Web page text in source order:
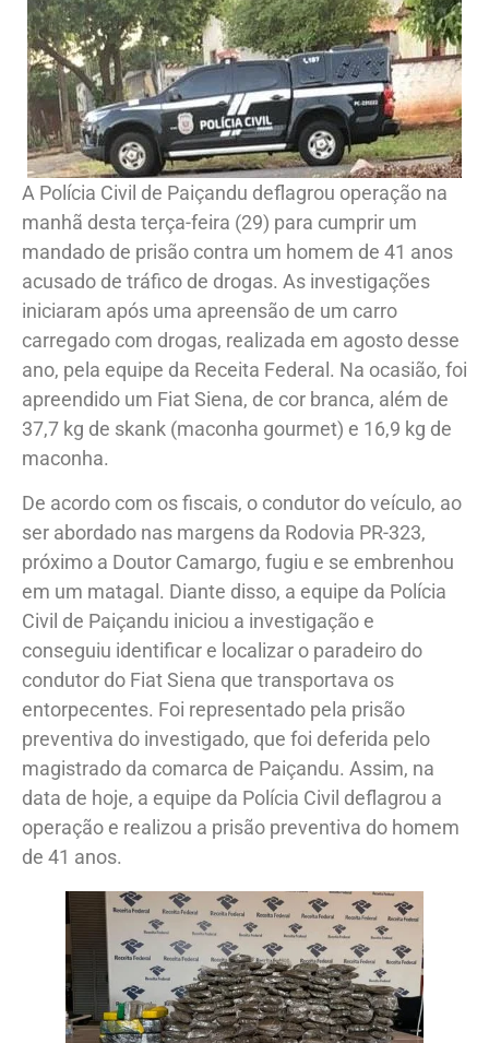
A Polícia Civil de Paiçandu deflagrou operação na
manhã desta terça-feira (29) para cumprir um
mandado de prisão contra um homem de 41 anos
acusado de tráfico de drogas. As investigações
iniciaram após uma apreensão de um carro
carregado com drogas, realizada em agosto desse
ano, pela equipe da Receita Federal. Na ocasião, foi
apreendido um Fiat Siena, de cor branca, além de
37,7 kg de skank (maconha gourmet) e 16,9 kg de
maconha.
De acordo com os fiscais, o condutor do veículo, ao
ser abordado nas margens da Rodovia PR-323,
próximo a Doutor Camargo, fugiu e se embrenhou
em um matagal. Diante disso, a equipe da Polícia
Civil de Paiçandu iniciou a investigação e
conseguiu identificar e localizar o paradeiro do
condutor do Fiat Siena que transportava os
entorpecentes. Foi representado pela prisão
preventiva do investigado, que foi deferida pelo
magistrado da comarca de Paiçandu. Assim, na
data de hoje, a equipe da Polícia Civil deflagrou a
operação e realizou a prisão preventiva do homem
de 41 anos.